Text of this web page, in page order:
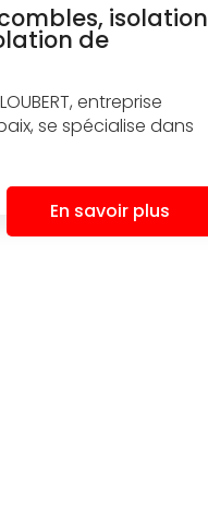
isolation
de
entreprise
se spécialise dans
En savoir plus